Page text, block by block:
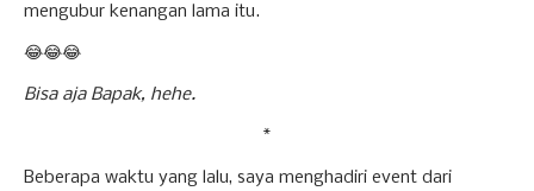
mengubur kenangan lama itu.
😂😂😂
Bisa aja Bapak, hehe.
*
Beberapa waktu yang lalu, saya menghadiri event dari